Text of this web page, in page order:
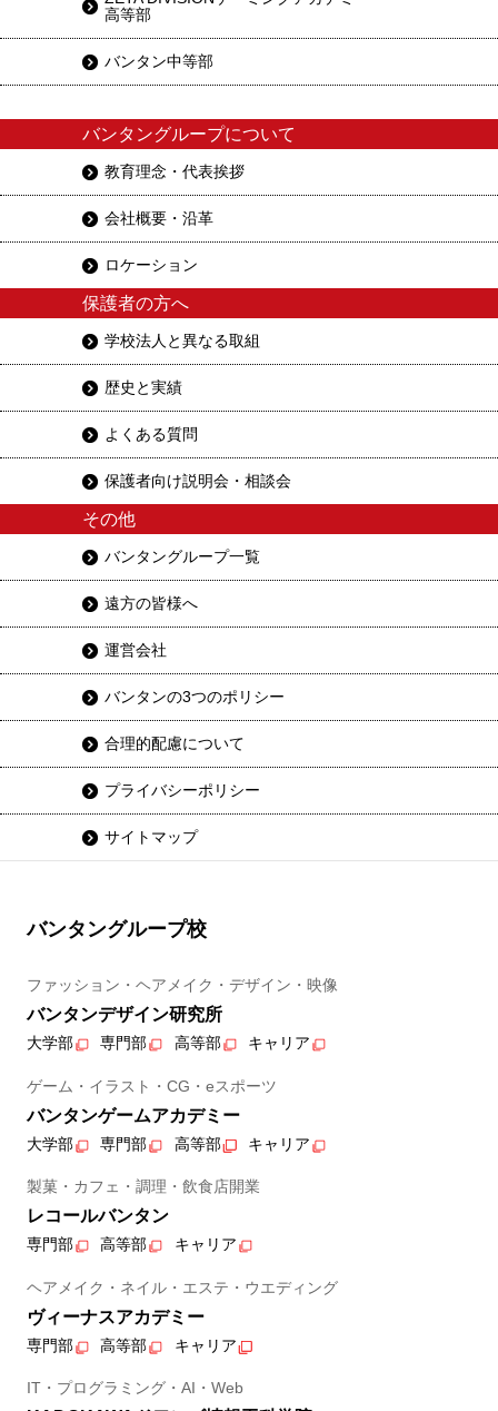
高等部
バンタン中等部
バンタングループについて
教育理念・代表挨拶
会社概要・沿革
ロケーション
保護者の方へ
学校法人と異なる取組
歴史と実績
よくある質問
保護者向け説明会・相談会
その他
バンタングループ一覧
遠方の皆様へ
運営会社
バンタンの3つのポリシー
合理的配慮について
プライバシーポリシー
サイトマップ
バンタングループ校
ファッション・ヘアメイク・デザイン・映像
バンタンデザイン研究所
大学部 専門部 高等部 キャリア
ゲーム・イラスト・CG・eスポーツ
バンタンゲームアカデミー
大学部 専門部 高等部 キャリア
製菓・カフェ・調理・飲食店開業
レコールバンタン
専門部 高等部 キャリア
ヘアメイク・ネイル・エステ・ウエディング
ヴィーナスアカデミー
専門部 高等部 キャリア
IT・プログラミング・AI・Web